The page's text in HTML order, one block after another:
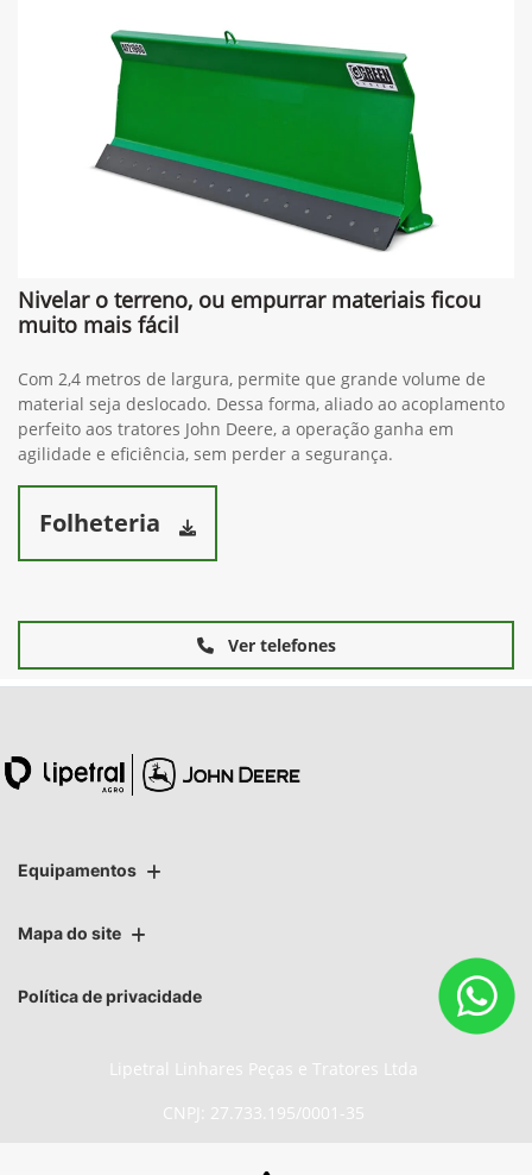
Nivelar o terreno, ou empurrar materiais ficou
muito mais fácil
Com 2,4 metros de largura, permite que grande volume de
material seja deslocado. Dessa forma, aliado ao acoplamento
perfeito aos tratores John Deere, a operação ganha em
agilidade e eficiência, sem perder a segurança.
Folheteria
Ver telefones
Equipamentos
Mapa do site
Política de privacidade
Lipetral Linhares Peças e Tratores Ltda
CNPJ: 27.733.195/0001-35